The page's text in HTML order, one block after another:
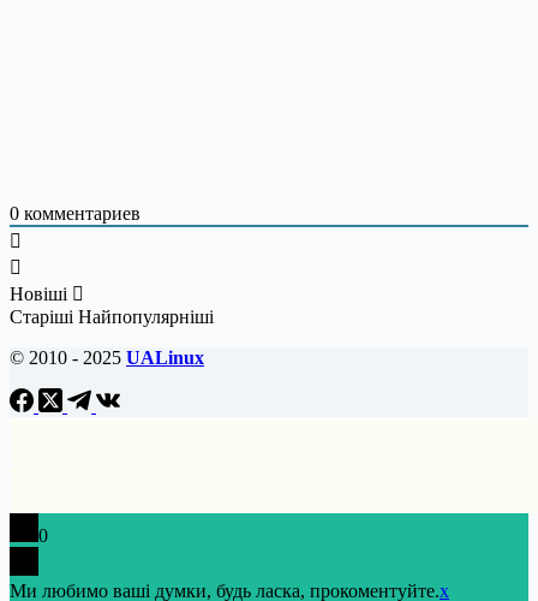
0 комментариев
Новіші
Старіші Найпопулярніші
© 2010 - 2025 UALinux
0
Ми любимо ваші думки, будь ласка, прокоментуйте.x